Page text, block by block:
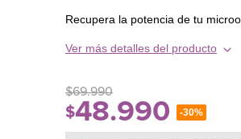
Recupera la potencia de tu
manera rápida y uniforme. Ideal
Características principales:
- Compatibilidad: Microondas
Ver más detalles del producto
$69.990
$48.990 -30%